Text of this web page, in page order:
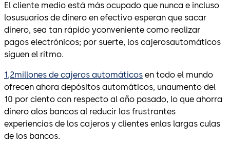
El cliente medio está más ocupado que nunca e incluso
losusuarios de dinero en efectivo esperan que sacar
dinero, sea tan rápido yconveniente como realizar
pagos electrónicos; por suerte, los cajerosautomáticos
siguen el ritmo.
1,2millones de cajeros automáticos en todo el mundo
ofrecen ahora depósitos automáticos, unaumento del
10 por ciento con respecto al año pasado, lo que ahorra
dinero alos bancos al reducir las frustrantes
experiencias de los cajeros y clientes enlas largas culas
de los bancos.